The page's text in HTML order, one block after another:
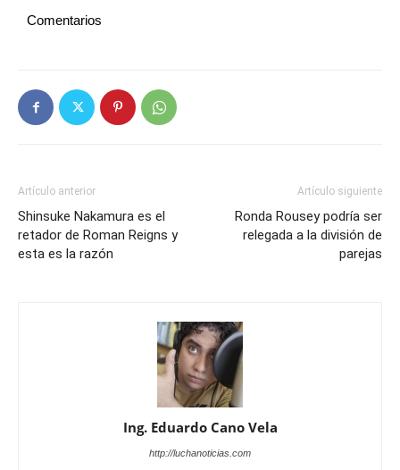
Comentarios
Artículo anterior
Shinsuke Nakamura es el
retador de Roman Reigns y
esta es la razón
Artículo siguiente
Ronda Rousey podría ser
relegada a la división de
parejas
Ing. Eduardo Cano Vela
http://luchanoticias.com